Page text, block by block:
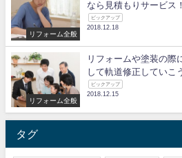
リフォーム全般
なら見積もりサービス！
ピックアップ
2018.12.18
リフォーム全般
リフォームや塗装の際
して軌道修正していこ
ピックアップ
2018.12.15
タグ